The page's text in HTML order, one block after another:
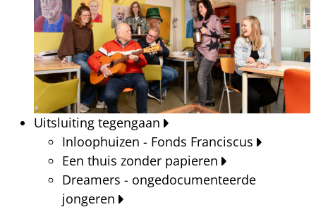
Uitsluiting tegengaan
Inloophuizen - Fonds Franciscus
Een thuis zonder papieren
Dreamers - ongedocumenteerde
jongeren